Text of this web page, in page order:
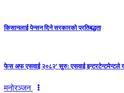
किसानलाई पेन्सन दिने सरकारको प्रतिबद्धता
फेस अफ एसवाई २०८२’ सुरु: एसवाई इन्टरटेन्टमेन्टले
मनोरञ्जन